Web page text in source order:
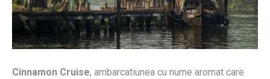
Cinnamon Cruise, ambarcatiunea cu nume aromat care